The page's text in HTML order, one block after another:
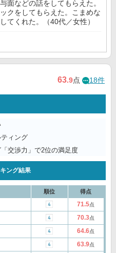
面などの話をしてもらえた。
クをしてもらえた。こまめな
てくれた。（40代／女性）
63.9点 18件
ィング
交渉力」で2位の満足度
ング結果
順位 得点
71.5点
70.3点
64.6点
63.9点